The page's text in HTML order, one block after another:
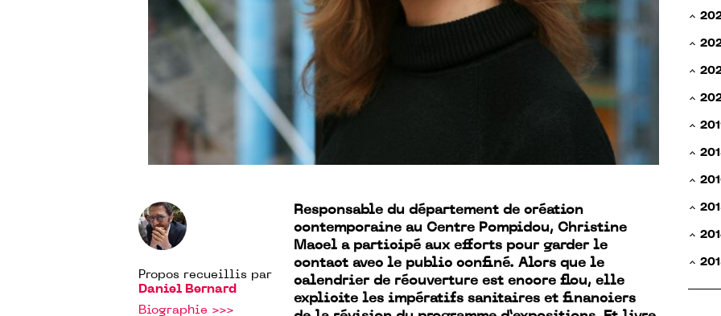
Propos recueillis par
Daniel Bernard
Biographie >>>
Responsable du département de création
contemporaine au Centre Pompidou, Christine
Macel a participé aux efforts pour garder le
contact avec le public confiné. Alors que le
calendrier de réouverture est encore flou, elle
explicite les impératifs sanitaires et financiers